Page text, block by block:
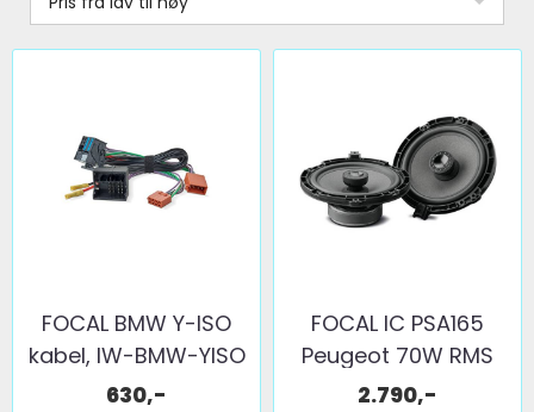
FOCAL BMW Y-ISO
kabel, IW-BMW-YISO
630,-
FOCAL IC PSA165
Peugeot 70W RMS
2.790,-